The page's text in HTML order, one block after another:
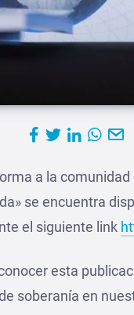
a la comunidad
se encuentra
el siguiente link
esta
soberanía en